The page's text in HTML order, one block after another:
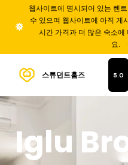
웹사이트에 명시되어 있는 렌
수 있으며 웹사이트에 아직 게
시간 가격과 더 많은 숙소
요.
스튜던트홈즈
Iglu